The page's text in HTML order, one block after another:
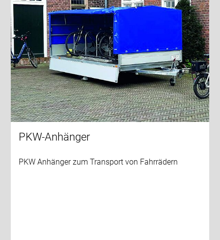
PKW-Anhänger
PKW Anhänger zum Transport von Fahrrädern